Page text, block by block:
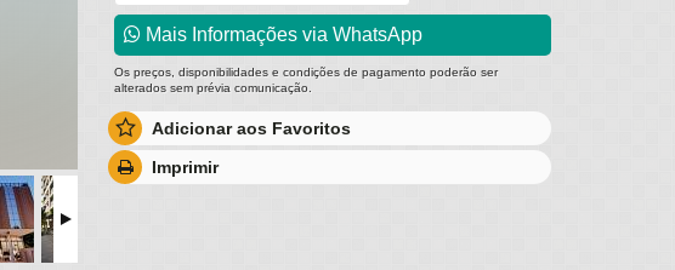
Mais Informações via WhatsApp
Os preços, disponibilidades e condições de pagamento poderão ser
alterados sem prévia comunicação.
Adicionar aos Favoritos
Imprimir